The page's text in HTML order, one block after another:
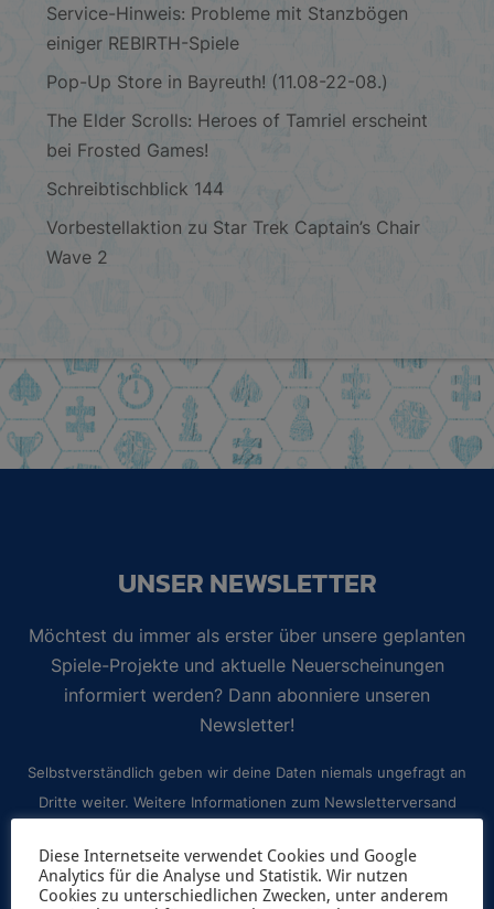
Service-Hinweis: Probleme mit Stanzbögen
einiger REBIRTH-Spiele
Pop-Up Store in Bayreuth! (11.08-22-08.)
The Elder Scrolls: Heroes of Tamriel erscheint
bei Frosted Games!
Schreibtischblick 144
Vorbestellaktion zu Star Trek Captain’s Chair
Wave 2
UNSER NEWSLETTER
Möchtest du immer als erster über unsere geplanten
Spiele-Projekte und aktuelle Neuerscheinungen
informiert werden? Dann abonniere unseren
Newsletter!
Selbstverständlich geben wir deine Daten niemals ungefragt an
Dritte weiter. Weitere Informationen zum Newsletterversand
Diese Internetseite verwendet Cookies und Google
Analytics für die Analyse und Statistik. Wir nutzen
Cookies zu unterschiedlichen Zwecken, unter anderem